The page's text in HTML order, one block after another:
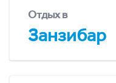
Отдых в
Занзибар